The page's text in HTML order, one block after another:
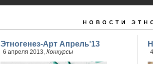
НОВОСТИ
Этногенез-Арт Апрель'13
6 апреля 2013, Конкурсы